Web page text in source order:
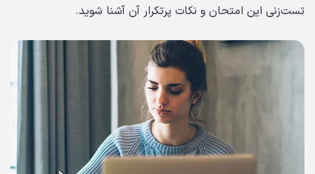
تست‌زنی این امتحان و نکات پرتکرار آن آشنا شوید.